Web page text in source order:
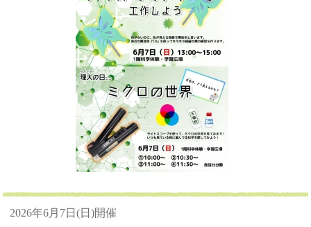
2026年6月7日(日)開催